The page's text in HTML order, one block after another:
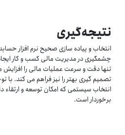
نتیجه‌گیری
انتخاب و پیاده سازی صحیح نرم افزار
چشمگیری در مدیریت مالی کسب و کار
تنها دقت و سرعت عملیات مالی را افزایش
تصمیم گیری بهتر را نیز فراهم می کند. با
انتخاب سیستمی که امکان توسعه و ارتقاء
برخوردار است.